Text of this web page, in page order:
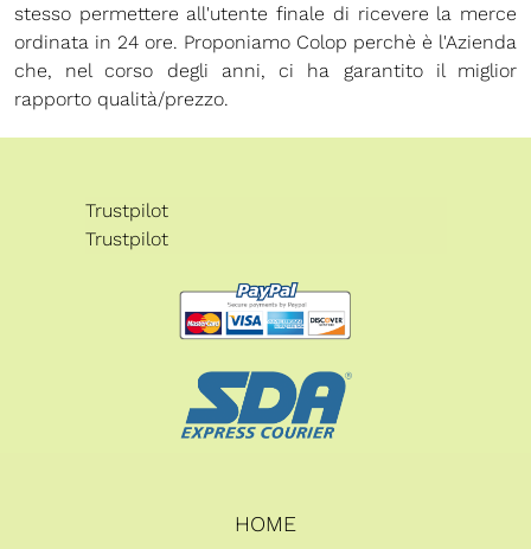
stesso permettere all'utente finale di ricevere la merce
ordinata in 24 ore. Proponiamo Colop perchè è l'Azienda
che, nel corso degli anni, ci ha garantito il miglior
rapporto qualità/prezzo.
Trustpilot
Trustpilot
HOME